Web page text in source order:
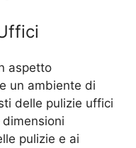
aspetto
un ambiente di
delle pulizie uffici
pulizie e ai